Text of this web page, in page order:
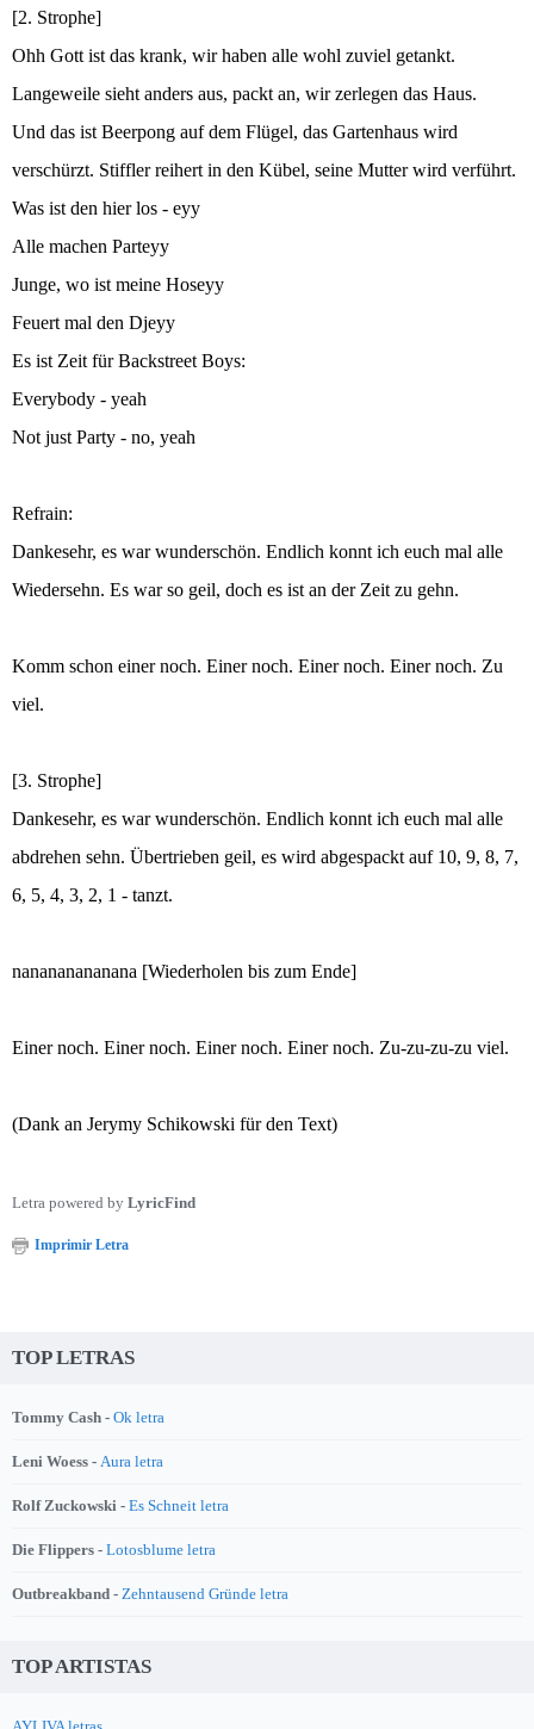
[2. Strophe]
Ohh Gott ist das krank, wir haben alle wohl zuviel getankt.
Langeweile sieht anders aus, packt an, wir zerlegen das Haus.
Und das ist Beerpong auf dem Flügel, das Gartenhaus wird
verschürzt. Stiffler reihert in den Kübel, seine Mutter wird verführt.
Was ist den hier los - eyy
Alle machen Parteyy
Junge, wo ist meine Hoseyy
Feuert mal den Djeyy
Es ist Zeit für Backstreet Boys:
Everybody - yeah
Not just Party - no, yeah
Refrain:
Dankesehr, es war wunderschön. Endlich konnt ich euch mal alle
Wiedersehn. Es war so geil, doch es ist an der Zeit zu gehn.
Komm schon einer noch. Einer noch. Einer noch. Einer noch. Zu
viel.
[3. Strophe]
Dankesehr, es war wunderschön. Endlich konnt ich euch mal alle
abdrehen sehn. Übertrieben geil, es wird abgespackt auf 10, 9, 8, 7,
6, 5, 4, 3, 2, 1 - tanzt.
nanananananana [Wiederholen bis zum Ende]
Einer noch. Einer noch. Einer noch. Einer noch. Zu-zu-zu-zu viel.
(Dank an Jerymy Schikowski für den Text)
Letra powered by LyricFind
Imprimir Letra
TOP LETRAS
Tommy Cash - Ok letra
Leni Woess - Aura letra
Rolf Zuckowski - Es Schneit letra
Die Flippers - Lotosblume letra
Outbreakband - Zehntausend Gründe letra
TOP ARTISTAS